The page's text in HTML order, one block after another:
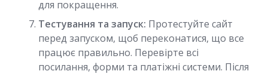
для покращення.
Тестування та запуск: Протестуйте сайт
перед запуском, щоб переконатися, що все
працює правильно. Перевірте всі
посилання, форми та платіжні системи. Після